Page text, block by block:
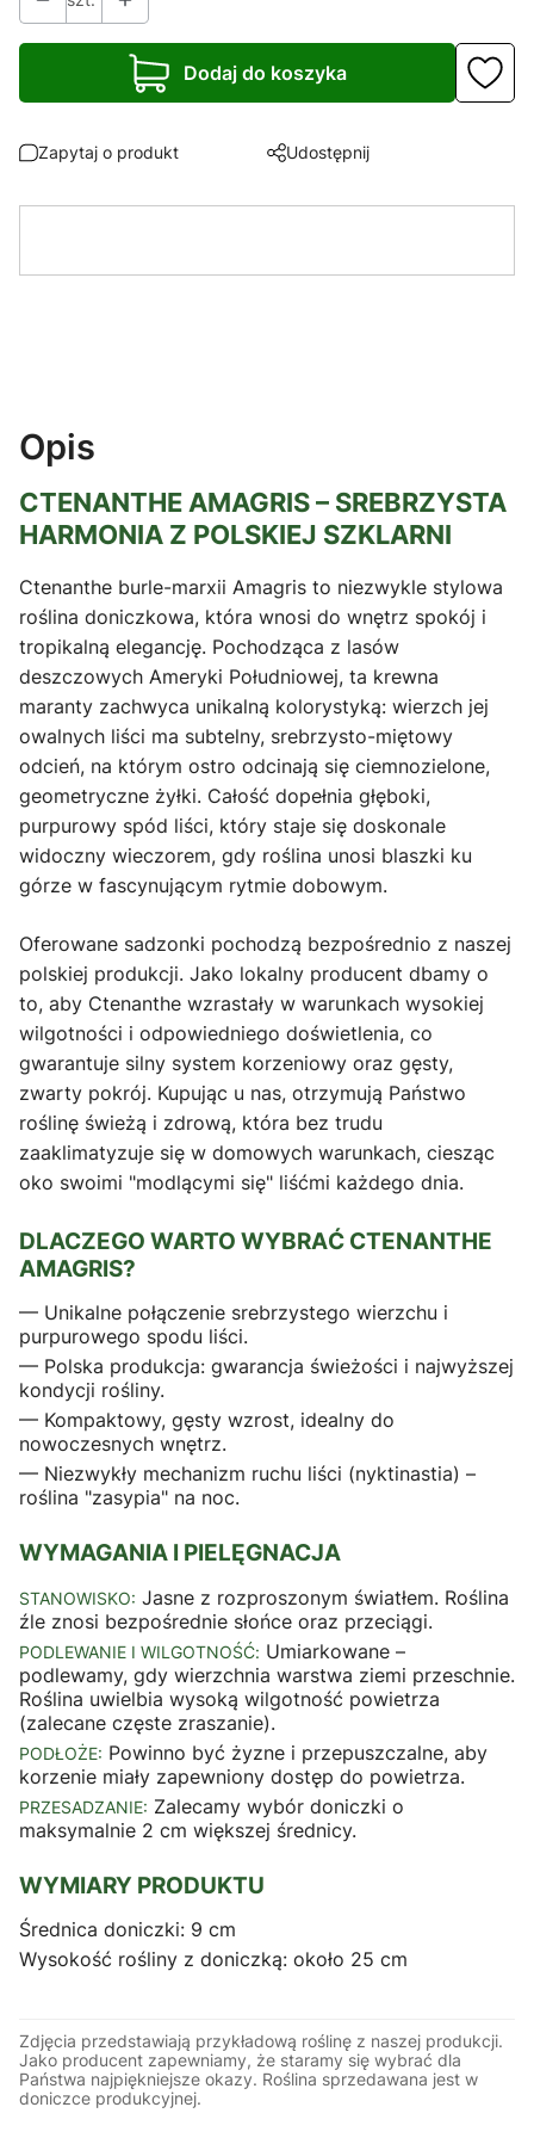
Dodaj do koszyka
Zapytaj o produkt Udostępnij
Opis
CTENANTHE AMAGRIS – SREBRZYSTA
HARMONIA Z POLSKIEJ SZKLARNI
Ctenanthe burle-marxii Amagris to niezwykle stylowa
roślina doniczkowa, która wnosi do wnętrz spokój i
tropikalną elegancję. Pochodząca z lasów
deszczowych Ameryki Południowej, ta krewna
maranty zachwyca unikalną kolorystyką: wierzch jej
owalnych liści ma subtelny, srebrzysto-miętowy
odcień, na którym ostro odcinają się ciemnozielone,
geometryczne żyłki. Całość dopełnia głęboki,
purpurowy spód liści, który staje się doskonale
widoczny wieczorem, gdy roślina unosi blaszki ku
górze w fascynującym rytmie dobowym.
Oferowane sadzonki pochodzą bezpośrednio z naszej
polskiej produkcji. Jako lokalny producent dbamy o
to, aby Ctenanthe wzrastały w warunkach wysokiej
wilgotności i odpowiedniego doświetlenia, co
gwarantuje silny system korzeniowy oraz gęsty,
zwarty pokrój. Kupując u nas, otrzymują Państwo
roślinę świeżą i zdrową, która bez trudu
zaaklimatyzuje się w domowych warunkach, ciesząc
oko swoimi "modlącymi się" liśćmi każdego dnia.
DLACZEGO WARTO WYBRAĆ CTENANTHE
AMAGRIS?
— Unikalne połączenie srebrzystego wierzchu i
purpurowego spodu liści.
— Polska produkcja: gwarancja świeżości i najwyższej
kondycji rośliny.
— Kompaktowy, gęsty wzrost, idealny do
nowoczesnych wnętrz.
— Niezwykły mechanizm ruchu liści (nyktinastia) –
roślina "zasypia" na noc.
WYMAGANIA I PIELĘGNACJA
STANOWISKO: Jasne z rozproszonym światłem. Roślina
źle znosi bezpośrednie słońce oraz przeciągi.
PODLEWANIE I WILGOTNOŚĆ: Umiarkowane –
podlewamy, gdy wierzchnia warstwa ziemi przeschnie.
Roślina uwielbia wysoką wilgotność powietrza
(zalecane częste zraszanie).
PODŁOŻE: Powinno być żyzne i przepuszczalne, aby
korzenie miały zapewniony dostęp do powietrza.
PRZESADZANIE: Zalecamy wybór doniczki o
maksymalnie 2 cm większej średnicy.
WYMIARY PRODUKTU
Średnica doniczki: 9 cm
Wysokość rośliny z doniczką: około 25 cm
Zdjęcia przedstawiają przykładową roślinę z naszej produkcji.
Jako producent zapewniamy, że staramy się wybrać dla
Państwa najpiękniejsze okazy. Roślina sprzedawana jest w
doniczce produkcyjnej.